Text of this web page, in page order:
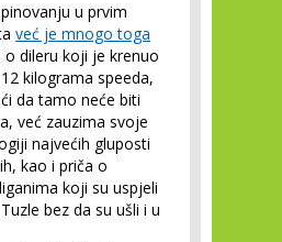
u prvim
već je mnogo toga
o dileru koji je krenuo
kilograma speeda,
da tamo neće biti
već zauzima svoje
najvećih gluposti
kao i priča o
koji su uspjeli
bez da su ušli i u